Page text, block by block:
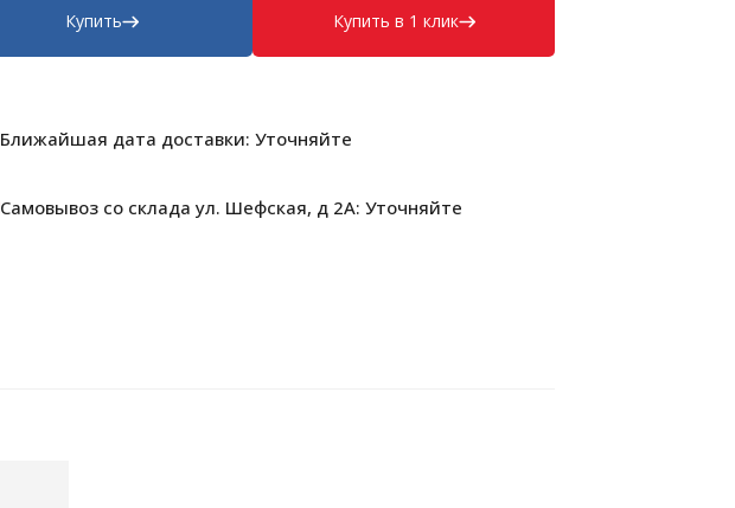
Купить Купить в 1 клик
Ближайшая дата доставки: Уточняйте
Самовывоз со склада ул. Шефская, д 2А: Уточняйте